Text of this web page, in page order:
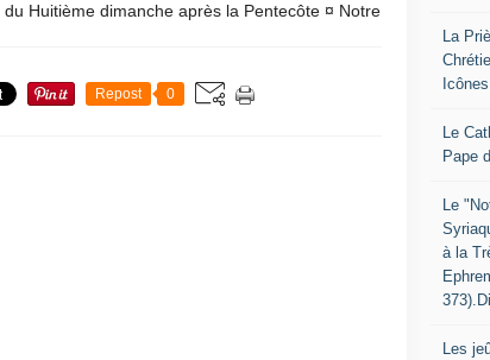
Huitième dimanche après la Pentecôte ¤ Notre
Repost 0
La
Le
Pape
Le
à la
Les